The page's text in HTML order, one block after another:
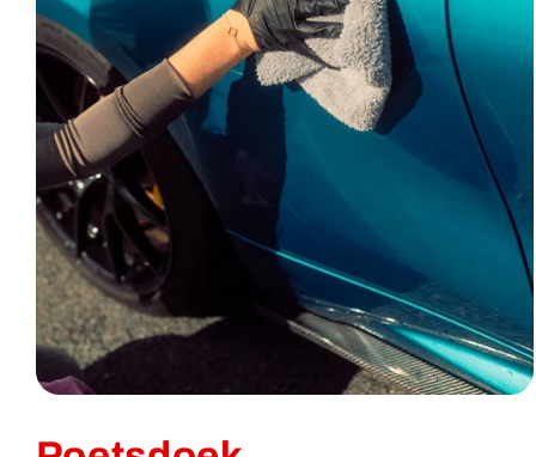
openen